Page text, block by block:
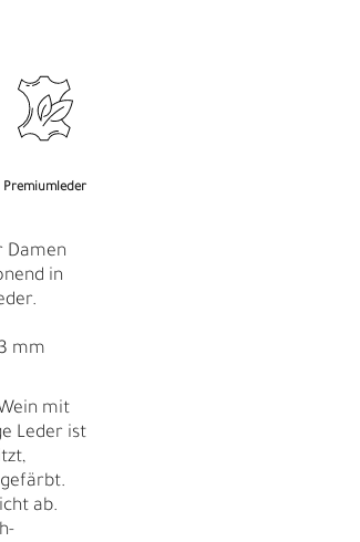
Premiumleder
Damen
in
mm
mit
Leder ist
ab.